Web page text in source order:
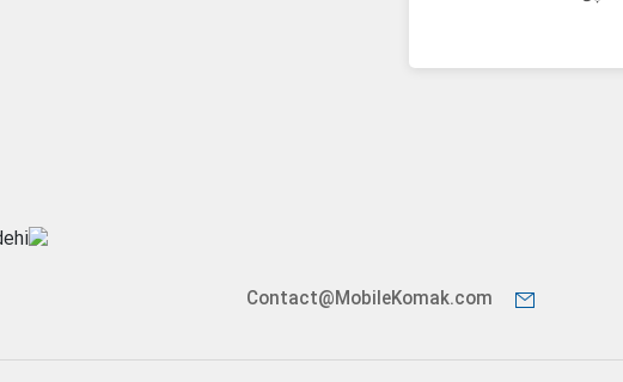
Contact@MobileKomak.com